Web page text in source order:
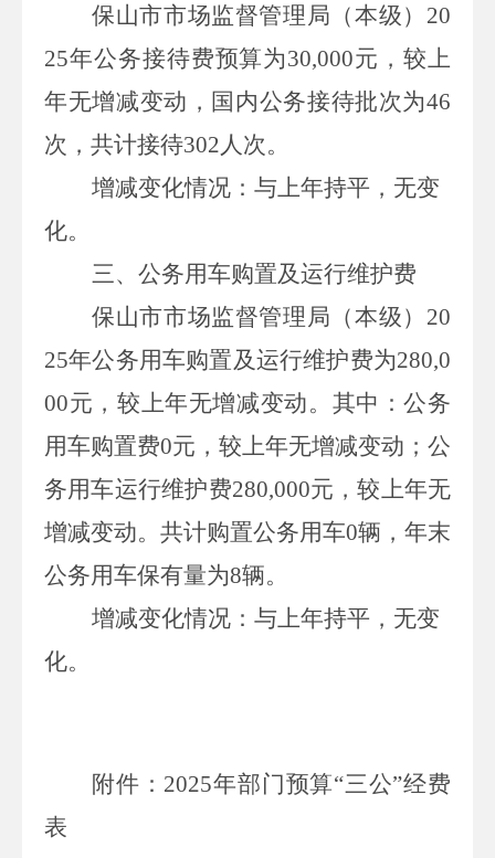
保山市市场监督管理局（本级） 20
25年公务接待费预算为30,000元 ，较上
年无增减变动 ，国内公务接待批次为46
次，共计接待302人次。
增减变化情况： 与上年持平， 无变
化。
三、 公务用车购置及运行维护费
保山市市场监督管理局（本级） 20
25年公务用车购置及运行维护费为280,0
00元 ，较上年无增减变动。其中：公务
用车购置费0元 ，较上年无增减变动 ；公
务用车运行维护费280,000元 ，较上年无
增减变动。共计购置公务用车0辆，年末
公务用车保有量为8辆。
增减变化情况： 与上年持平， 无变
化。
附件： 2025年部门预算“三公”经费
表